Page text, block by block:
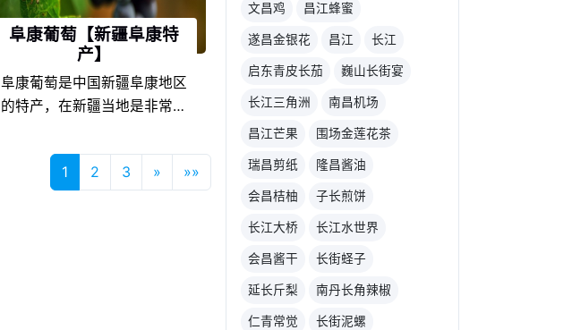
阜康葡萄【新疆阜康特
产】
阜康葡萄是中国新疆阜康地区
的特产，在新疆当地是非常具
于新疆阜康的地理环境条件和
饮食文化的不同，以及地方风
1 2 3 » »»
文昌鸡 昌江蜂蜜
遂昌金银花 昌江 长江
启东青皮长茄 巍山长街宴
长江三角洲 南昌机场
昌江芒果 围场金莲花茶
瑞昌剪纸 隆昌酱油
会昌桔柚 子长煎饼
长江大桥 长江水世界
会昌酱干 长街蛏子
延长斤梨 南丹长角辣椒
仁青常觉 长街泥螺